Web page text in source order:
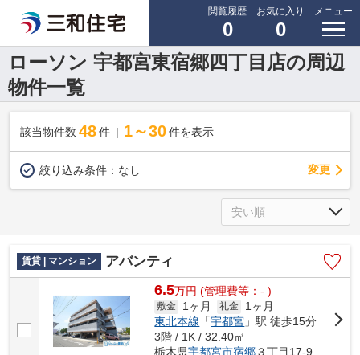
閲覧履歴
0
お気に入り
0
メニュー
ローソン 宇都宮東宿郷四丁目店の周辺
物件一覧
該当物件数 48件 1～30 件を表示
絞り込み条件： なし 変更
賃貸 | マンション アバンティ
6.5万円 (管理費等：- )
敷金 1ヶ月 礼金
1ヶ月
東北本線 「宇都宮 」駅 徒歩15分
3階 / 1K / 32.40㎡
栃木県宇都宮市宿郷３丁目17-9